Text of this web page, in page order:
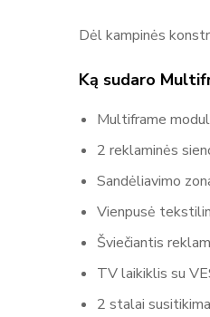
Dėl kampinės
Ką sudaro
Multiframe
2 reklaminės
Sandėliavimo
Vienpusė
Šviečiantis
TV laikiklis su
2 stalai